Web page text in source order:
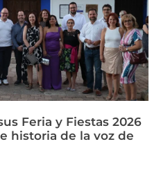
Feria y Fiestas 2026
historia de la voz de